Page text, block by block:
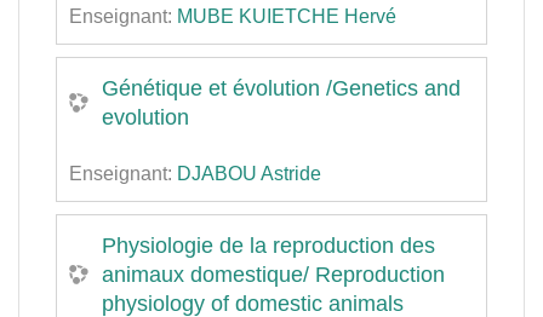
Enseignant: MUBE KUIETCHE Hervé
Génétique et évolution /Genetics and
evolution
Enseignant: DJABOU Astride
Physiologie de la reproduction des
animaux domestique/ Reproduction
physiology of domestic animals